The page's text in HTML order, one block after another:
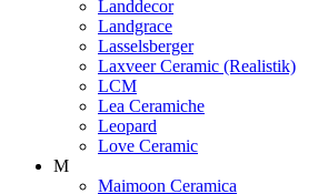
Landdecor
Landgrace
Lasselsberger
Laxveer Ceramic (Realistik)
LCM
Lea Ceramiche
Leopard
Love Ceramic
M
Maimoon Ceramica